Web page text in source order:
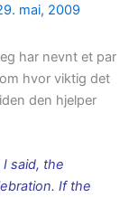
mai, 2009
har nevnt et par
hvor viktig det
den hjelper
said, the
If the